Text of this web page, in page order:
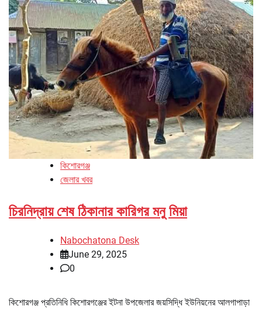
কিশোরগঞ্জ
জেলার খবর
চিরনিদ্রায় শেষ ঠিকানার কারিগর মনু মিয়া
Nabochatona Desk
June 29, 2025
0
কিশোরগঞ্জ প্রতিনিধি কিশোরগঞ্জের ইটনা উপজেলার জয়সিদ্ধি ইউনিয়নের আলগাপাড়া